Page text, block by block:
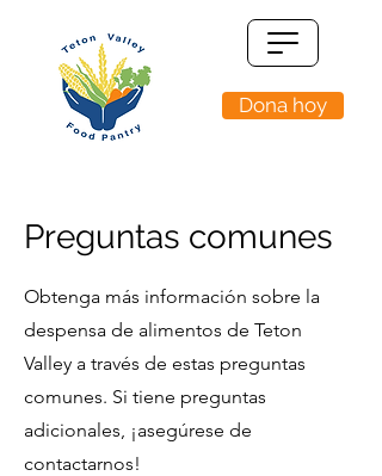
Dona hoy
Preguntas comunes
Obtenga más información sobre la
despensa de alimentos de Teton
Valley a través de estas preguntas
comunes. Si tiene preguntas
adicionales, ¡asegúrese de
contactarnos!